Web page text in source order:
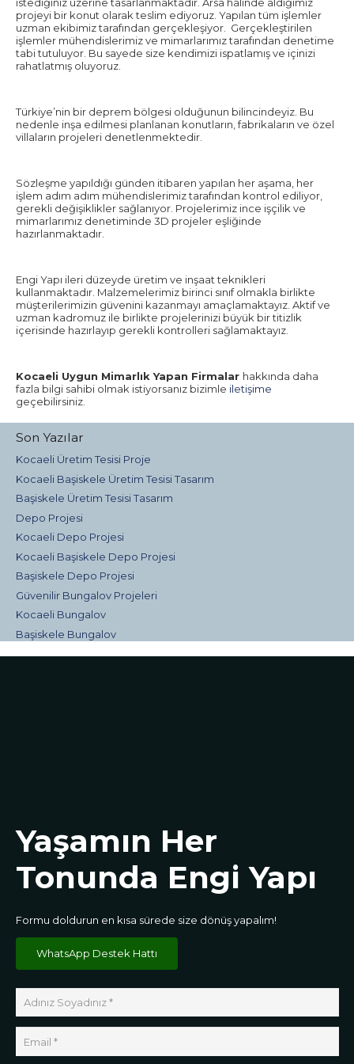
projeyi bir konut olarak teslim ediyoruz. Yapılan tüm işlemler
uzman ekibimiz tarafından gerçekleşiyor. Gerçekleştirilen
işlemler mühendislerimiz ve mimarlarımız tarafından denetime
tabi tutuluyor. Bu sayede size kendimizi ispatlamış ve içinizi
rahatlatmış oluyoruz.
Türkiye’nin bir deprem bölgesi olduğunun bilincindeyiz. Bu
nedenle inşa edilmesi planlanan konutların, fabrikaların ve özel
villaların projeleri denetlenmektedir.
Sözleşme yapıldığı günden itibaren yapılan her aşama, her
işlem adım adım mühendislerimiz tarafından kontrol ediliyor,
gerekli değişiklikler sağlanıyor. Projelerimiz ince işçilik ve
mimarlarımız denetiminde 3D projeler eşliğinde
hazırlanmaktadır.
Engi Yapı ileri düzeyde üretim ve inşaat teknikleri
kullanmaktadır. Malzemelerimiz birinci sınıf olmakla birlikte
müşterilerimizin güvenini kazanmayı amaçlamaktayız. Aktif ve
uzman kadromuz ile birlikte projelerinizi büyük bir titizlik
içerisinde hazırlayıp gerekli kontrolleri sağlamaktayız.
Kocaeli Uygun Mimarlık Yapan Firmalar hakkında daha
fazla bilgi sahibi olmak istiyorsanız bizimle iletişime
geçebilirsiniz.
Son Yazılar
Kocaeli Üretim Tesisi Proje
Kocaeli Başiskele Üretim Tesisi Tasarım
Başiskele Üretim Tesisi Tasarım
Depo Projesi
Kocaeli Depo Projesi
Kocaeli Başiskele Depo Projesi
Başiskele Depo Projesi
Güvenilir Bungalov Projeleri
Kocaeli Bungalov
Başiskele Bungalov
Yaşamın Her
Tonunda Engi Yapı
Formu doldurun en kısa sürede size dönüş yapalım!
WhatsApp Destek Hattı